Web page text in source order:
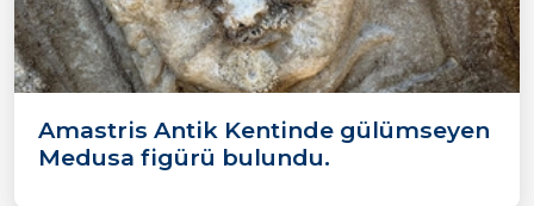
Amastris Antik Kentinde gülümseyen
Medusa figürü bulundu.